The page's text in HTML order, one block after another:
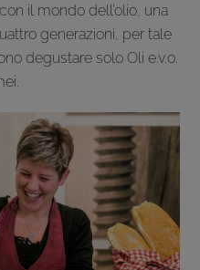
il mondo dell’olio, una
generazioni, per tale
degustare solo Oli e.v.o.